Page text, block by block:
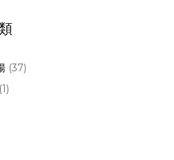
(37)
(1)